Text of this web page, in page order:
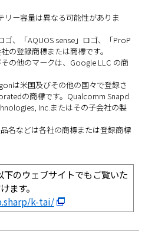
ー容量は異なる可能性がありま
、「AQUOS sense」ロゴ、「ProP
の登録商標または商標です。
の他のマークは、Google LLC の商
は米国及びその他の国々で登録さ
の商標です。Qualcomm Snapd
Inc.またはその子会社の製
名などは各社の商標または登録商標
のウェブサイトでもご覧いた
ます。
k-tai/